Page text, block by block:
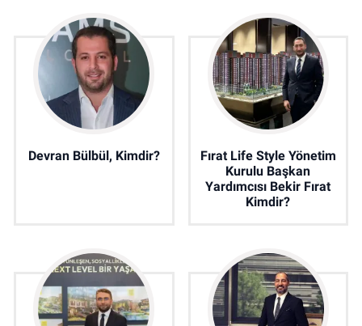
Devran Bülbül, Kimdir?
Fırat Life Style Yönetim
Kurulu Başkan
Yardımcısı Bekir Fırat
Kimdir?